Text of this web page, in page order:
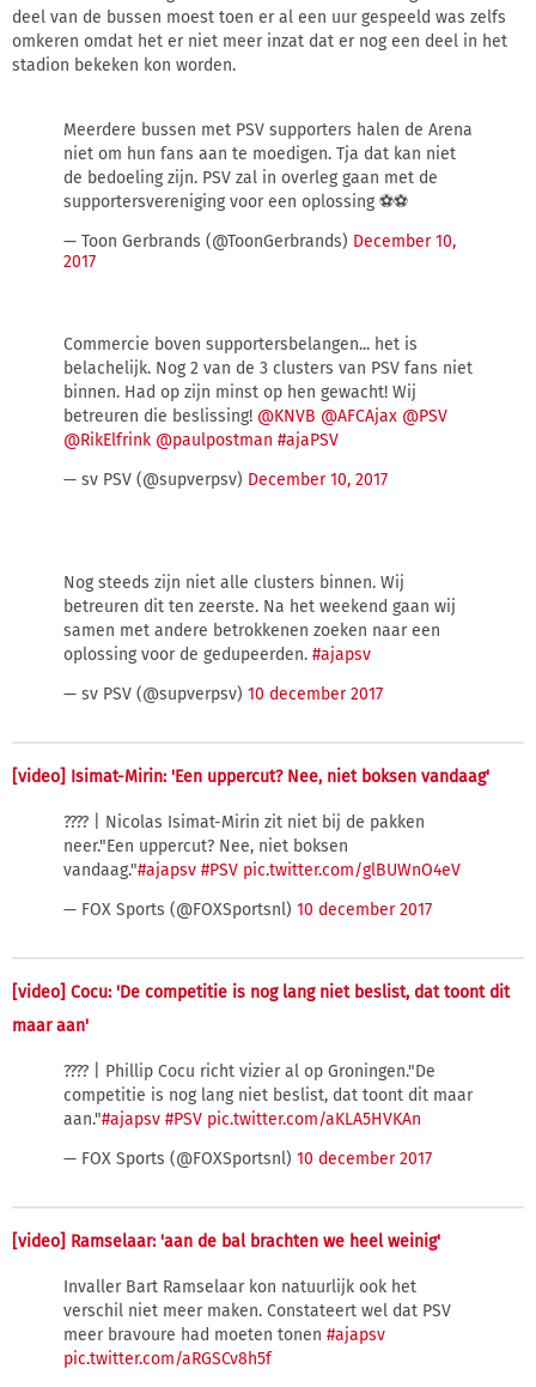
deel van de bussen moest toen er al een uur gespeeld was zelfs
omkeren omdat het er niet meer inzat dat er nog een deel in het
stadion bekeken kon worden.
Meerdere bussen met PSV supporters halen de Arena
niet om hun fans aan te moedigen. Tja dat kan niet
de bedoeling zijn. PSV zal in overleg gaan met de
supportersvereniging voor een oplossing ⚽️⚽️
— Toon Gerbrands (@ToonGerbrands) December 10,
2017
Commercie boven supportersbelangen... het is
belachelijk. Nog 2 van de 3 clusters van PSV fans niet
binnen. Had op zijn minst op hen gewacht! Wij
betreuren die beslissing! @KNVB @AFCAjax @PSV
@RikElfrink @paulpostman #ajaPSV
— sv PSV (@supverpsv) December 10, 2017
Nog steeds zijn niet alle clusters binnen. Wij
betreuren dit ten zeerste. Na het weekend gaan wij
samen met andere betrokkenen zoeken naar een
oplossing voor de gedupeerden. #ajapsv
— sv PSV (@supverpsv) 10 december 2017
[video] Isimat-Mirin: 'Een uppercut? Nee, niet boksen vandaag'
???? | Nicolas Isimat-Mirin zit niet bij de pakken
neer."Een uppercut? Nee, niet boksen
vandaag."#ajapsv #PSV pic.twitter.com/glBUWnO4eV
— FOX Sports (@FOXSportsnl) 10 december 2017
[video] Cocu: 'De competitie is nog lang niet beslist, dat toont dit
maar aan'
???? | Phillip Cocu richt vizier al op Groningen."De
competitie is nog lang niet beslist, dat toont dit maar
aan."#ajapsv #PSV pic.twitter.com/aKLA5HVKAn
— FOX Sports (@FOXSportsnl) 10 december 2017
[video] Ramselaar: 'aan de bal brachten we heel weinig'
Invaller Bart Ramselaar kon natuurlijk ook het
verschil niet meer maken. Constateert wel dat PSV
meer bravoure had moeten tonen #ajapsv
pic.twitter.com/aRGSCv8h5f